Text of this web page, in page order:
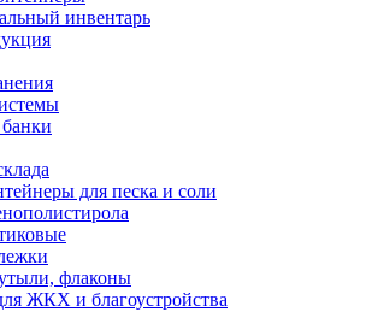
инвентарь
для песка и соли
флаконы
ЖКХ и благоустройства